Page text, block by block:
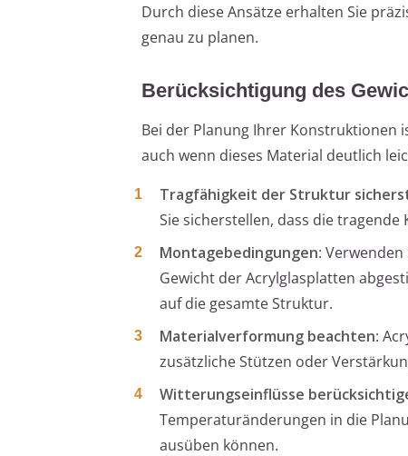
Durch diese Ansätze erhalten Sie
genau zu planen.
Berücksichtigung des
Bei der Planung Ihrer Konstruktionen
auch wenn dieses Material deutlich
Tragfähigkeit der Struktur
Sie sicherstellen, dass die
Montagebedingungen:
Gewicht der Acrylglasplatten
auf die gesamte Struktur.
Materialverformung beachten:
zusätzliche Stützen oder
Witterungseinflüsse
Temperaturänderungen in die
ausüben können.